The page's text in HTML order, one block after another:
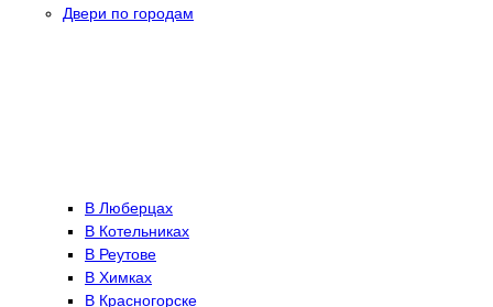
Двери по городам
В Люберцах
В Котельниках
В Реутове
В Химках
В Красногорске